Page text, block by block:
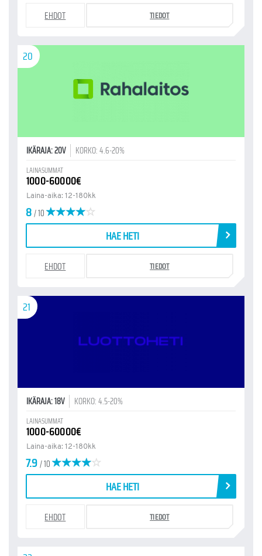
EHDOT TIEDOT
20
IKÄRAJA: 20V KORKO: 4.6-20%
LAINASUMMAT
1000-60000€
Laina-aika: 12-180kk
8/ 10
HAE HETI
EHDOT TIEDOT
21
IKÄRAJA: 18V KORKO: 4.5-20%
LAINASUMMAT
1000-60000€
Laina-aika: 12-180kk
7.9/ 10
HAE HETI
EHDOT TIEDOT